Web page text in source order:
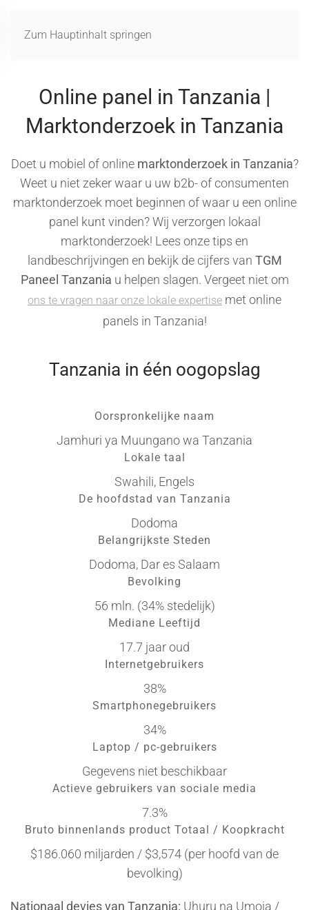
Zum Hauptinhalt springen
Online panel in Tanzania |
Marktonderzoek in Tanzania
Doet u mobiel of online marktonderzoek in Tanzania?
Weet u niet zeker waar u uw b2b- of consumenten
marktonderzoek moet beginnen of waar u een online
panel kunt vinden? Wij verzorgen lokaal
marktonderzoek! Lees onze tips en
landbeschrijvingen en bekijk de cijfers van TGM
Paneel Tanzania u helpen slagen. Vergeet niet om
ons te vragen naar onze lokale expertise met online
panels in Tanzania!
Tanzania in één oogopslag
Oorspronkelijke naam
Jamhuri ya Muungano wa Tanzania
Lokale taal
Swahili, Engels
De hoofdstad van Tanzania
Dodoma
Belangrijkste Steden
Dodoma, Dar es Salaam
Bevolking
56 mln. (34% stedelijk)
Mediane Leeftijd
17.7 jaar oud
Internetgebruikers
38%
Smartphonegebruikers
34%
Laptop / pc-gebruikers
Gegevens niet beschikbaar
Actieve gebruikers van sociale media
7.3%
Bruto binnenlands product Totaal / Koopkracht
$186.060 miljarden / $3,574 (per hoofd van de
bevolking)
Nationaal devies van Tanzania: Uhuru na Umoja /